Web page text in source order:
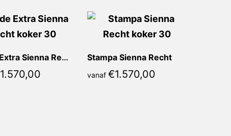
Verde Extra Sienna Recht
1.570,00
Stampa Sienna Recht
vanaf €1.570,00